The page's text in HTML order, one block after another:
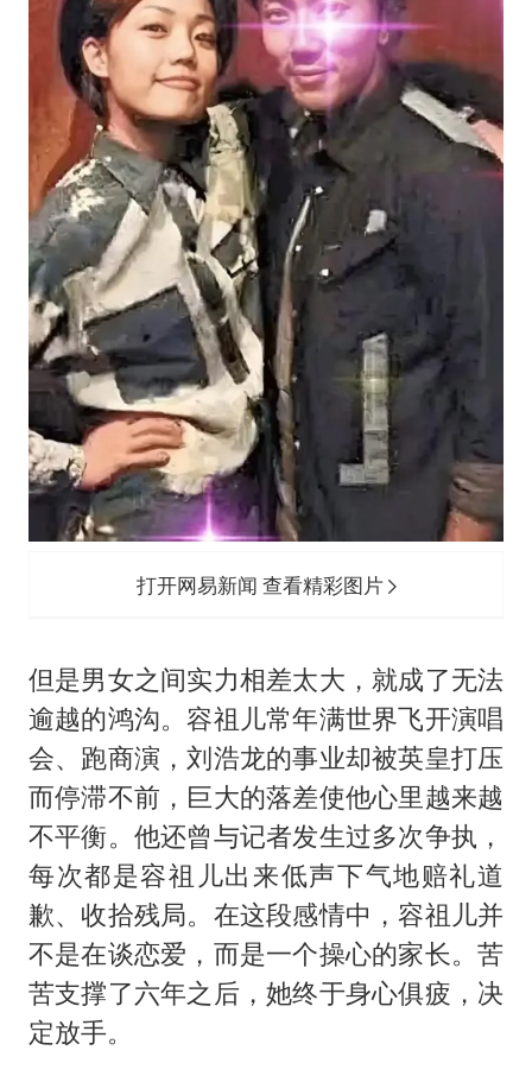
打开网易新闻 查看精彩图片
但是男女之间实力相差太大，就成了无法
逾越的鸿沟。容祖儿常年满世界飞开演唱
会、跑商演，刘浩龙的事业却被英皇打压
而停滞不前，巨大的落差使他心里越来越
不平衡。他还曾与记者发生过多次争执，
每次都是容祖儿出来低声下气地赔礼道
歉、收拾残局。在这段感情中，容祖儿并
不是在谈恋爱，而是一个操心的家长。苦
苦支撑了六年之后，她终于身心俱疲，决
定放手。